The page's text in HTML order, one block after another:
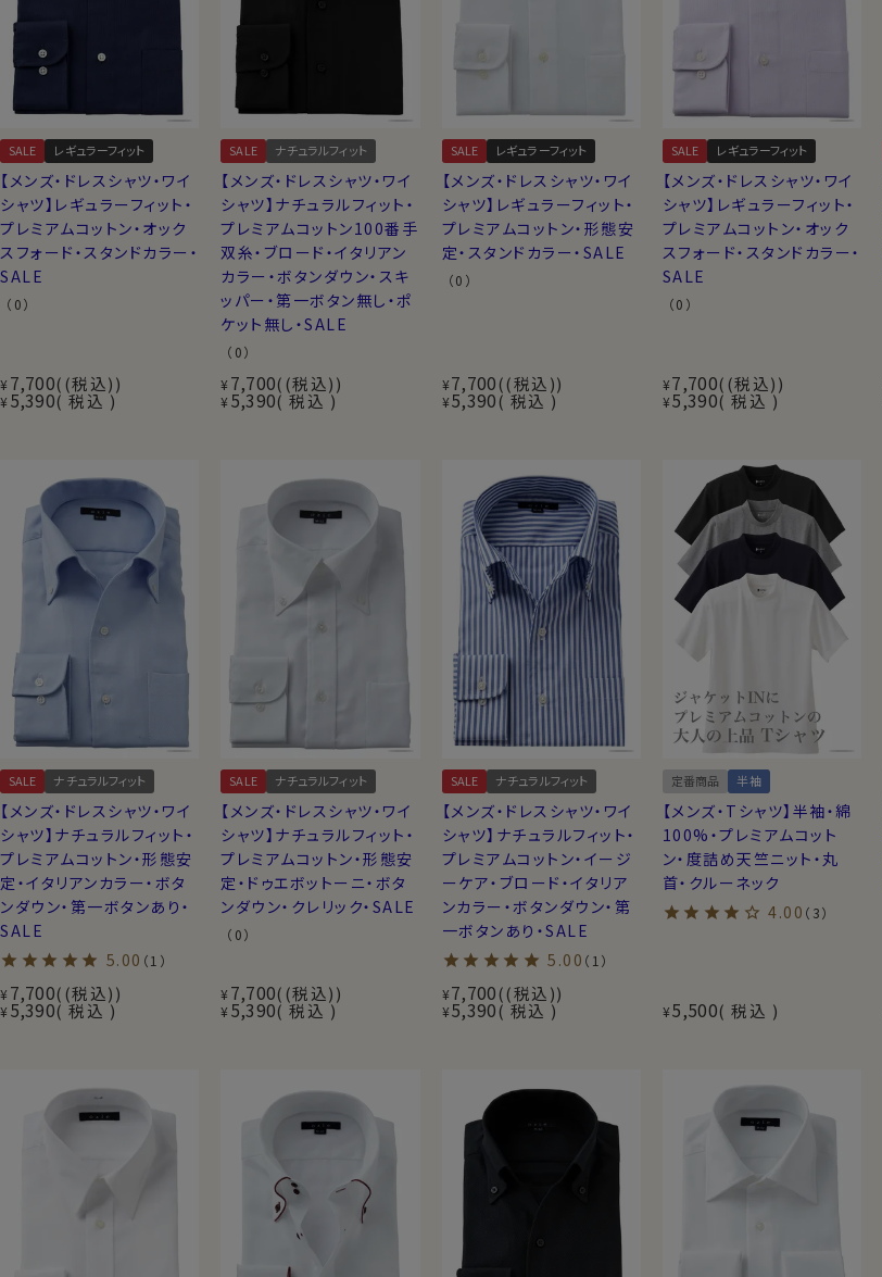
プレミアムコットンにイージーケア加工！
プレミアムコットンの貴重で高級な超長綿にイージーケア加工を施したシャ
ツもご用意しています。本来、シャツメーカーにとって、高級な素材に形態安定やイージ
ーケアなどの加工をすることは考えられない冒険です。上質綿１００％のソフトな風合
いや光沢のある見栄えを最大限活かしつつ、しわになりにくい加工を施し、洗濯後のお
手入れを簡単にいたしました。
SALE レギュラーフィット
【メンズ・ドレスシャツ・ワイ
シャツ】レギュラーフィット・
プレミアムコットン・オック
スフォード・スタンドカラー・
SALE
（0）
¥ 7,700 (税込)
¥ 5,390 税込
SALE ナチュラルフィット
【メンズ・ドレスシャツ・ワイ
シャツ】ナチュラルフィット・
プレミアムコットン100番手
双糸・ブロード・イタリアン
カラー・ボタンダウン・スキ
ッパー・第一ボタン無し・ポ
ケット無し・SALE
（0）
¥ 7,700 (税込)
¥ 5,390 税込
SALE レギュラーフィット
【メンズ・ドレスシャツ・ワイ
シャツ】レギュラーフィット・
プレミアムコットン・形態安
定・スタンドカラー・SALE
（0）
¥7,700 (税込)
¥5,390 税込
SALE レギュラーフィット
【メンズ・ドレスシャツ・ワイ
シャツ】レギュラーフィット・
プレミアムコットン・オック
スフォード・スタンドカラー・
SALE
（0）
¥7,700 (税込)
¥5,390 税込
SALE ナチュラルフィット
【メンズ・ドレスシャツ・ワイ
シャツ】ナチュラルフィット・
プレミアムコットン・形態安
定・イタリアンカラー・ボタ
ンダウン・第一ボタンあり・
SALE
5.00 （1）
¥ 7,700 (税込)
¥ 5,390 税込
SALE ナチュラルフィット
【メンズ・ドレスシャツ・ワイ
シャツ】ナチュラルフィット・
プレミアムコットン・形態安
定・ドゥエボットーニ・ボタ
ンダウン・クレリック・SALE
（0）
¥ 7,700 (税込)
¥ 5,390 税込
SALE ナチュラルフィット
【メンズ・ドレスシャツ・ワイ
シャツ】ナチュラルフィット・
プレミアムコットン・イージ
ーケア・ブロード・イタリア
ンカラー・ボタンダウン・第
一ボタンあり・SALE
5.00 （1）
¥7,700 (税込)
¥5,390 税込
定番商品 半袖
【メンズ・Tシャツ】半袖・綿
100%・プレミアムコット
ン・度詰め天竺ニット・丸
首・クルーネック
4.00 （3）
¥5,500 税込